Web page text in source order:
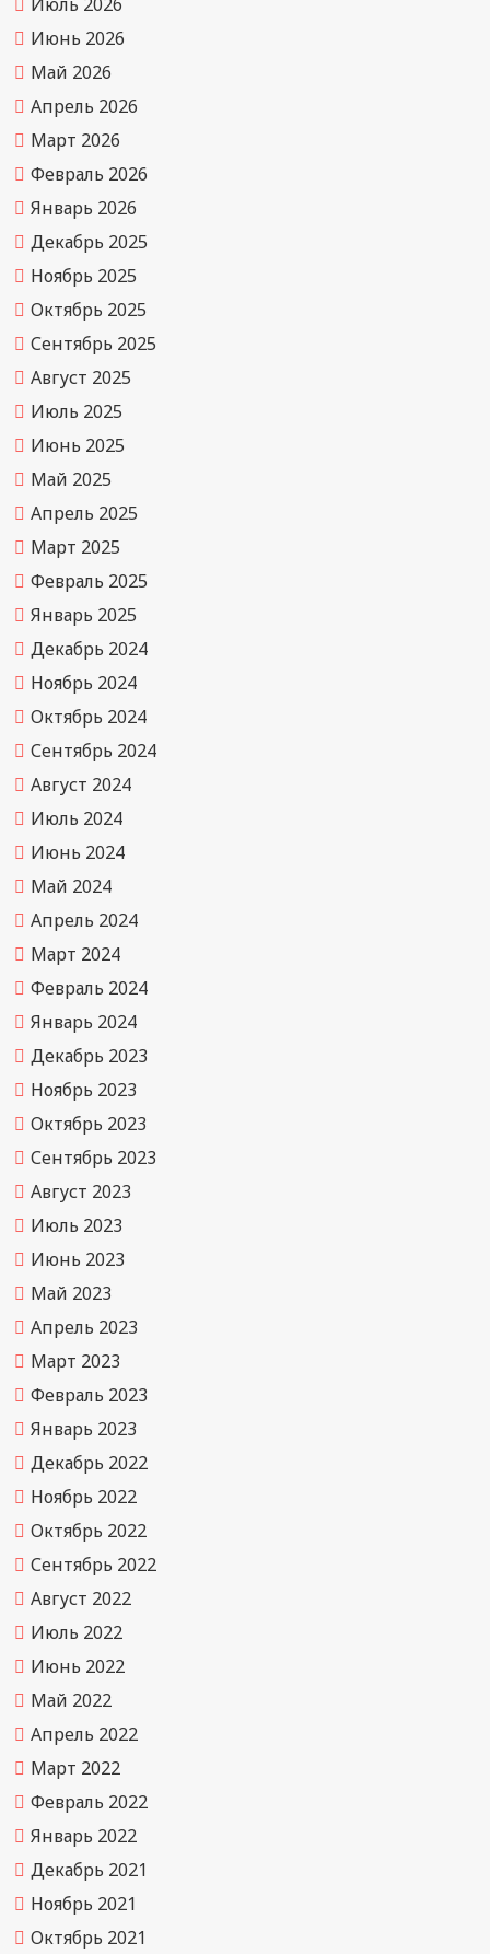
Июнь 2026
Май 2026
Апрель 2026
Март 2026
Февраль 2026
Январь 2026
Декабрь 2025
Ноябрь 2025
Октябрь 2025
Сентябрь 2025
Август 2025
Июль 2025
Июнь 2025
Май 2025
Апрель 2025
Март 2025
Февраль 2025
Январь 2025
Декабрь 2024
Ноябрь 2024
Октябрь 2024
Сентябрь 2024
Август 2024
Июль 2024
Июнь 2024
Май 2024
Апрель 2024
Март 2024
Февраль 2024
Январь 2024
Декабрь 2023
Ноябрь 2023
Октябрь 2023
Сентябрь 2023
Август 2023
Июль 2023
Июнь 2023
Май 2023
Апрель 2023
Март 2023
Февраль 2023
Январь 2023
Декабрь 2022
Ноябрь 2022
Октябрь 2022
Сентябрь 2022
Август 2022
Июль 2022
Июнь 2022
Май 2022
Апрель 2022
Март 2022
Февраль 2022
Январь 2022
Декабрь 2021
Ноябрь 2021
Октябрь 2021